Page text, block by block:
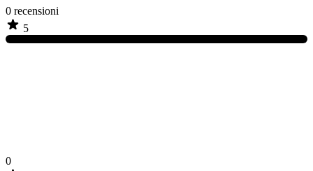
0 recensioni
5
0